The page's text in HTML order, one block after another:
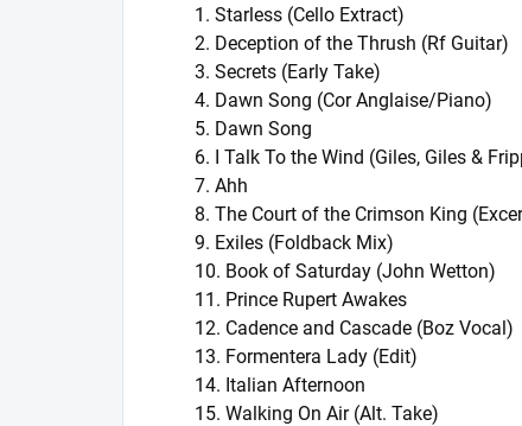
1. Starless (Cello Extract)
2. Deception of the Thrush (Rf Guitar)
3. Secrets (Early Take)
4. Dawn Song (Cor Anglaise/Piano)
5. Dawn Song
6. I Talk To the Wind (Giles, Giles &
7. Ahh
8. The Court of the Crimson King
9. Exiles (Foldback Mix)
10. Book of Saturday (John Wetton)
11. Prince Rupert Awakes
12. Cadence and Cascade (Boz Vocal)
13. Formentera Lady (Edit)
14. Italian Afternoon
15. Walking On Air (Alt. Take)